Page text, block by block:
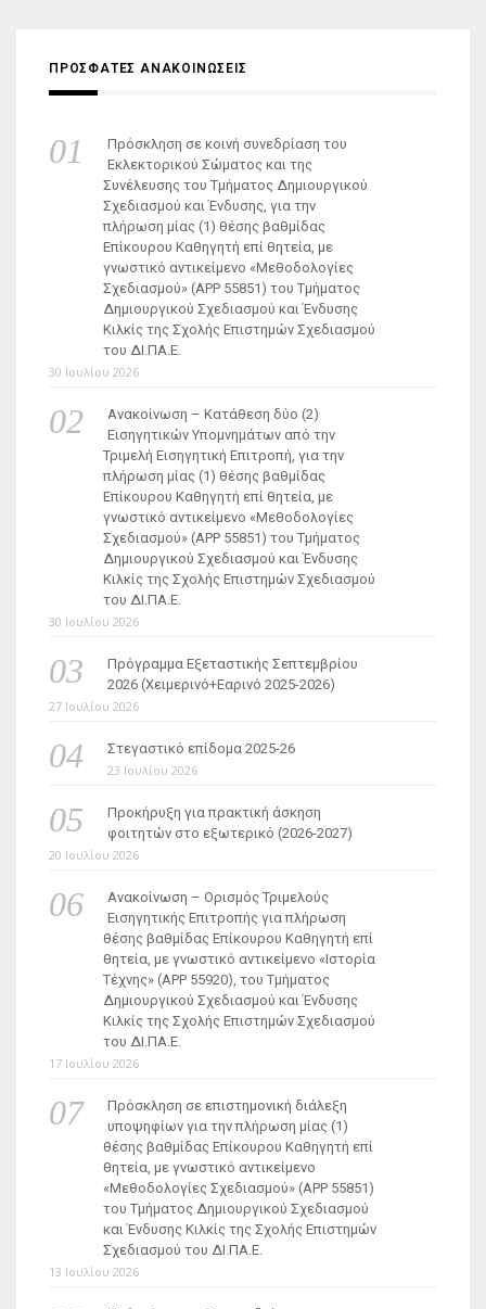
ΠΡΟΣΦΑΤΕΣ ΑΝΑΚΟΙΝΩΣΕΙΣ
Πρόσκληση σε κοινή συνεδρίαση του
Εκλεκτορικού Σώματος και της
Συνέλευσης του Τμήματος Δημιουργικού
Σχεδιασμού και Ένδυσης, για την
πλήρωση μίας (1) θέσης βαθμίδας
Επίκουρου Καθηγητή επί θητεία, με
γνωστικό αντικείμενο «Μεθοδολογίες
Σχεδιασμού» (ΑΡΡ 55851) του Τμήματος
Δημιουργικού Σχεδιασμού και Ένδυσης
Κιλκίς της Σχολής Επιστημών Σχεδιασμού
του ΔΙ.ΠΑ.Ε.
30 Ιουλίου 2026
Ανακοίνωση – Κατάθεση δύο (2)
Εισηγητικών Υπομνημάτων από την
Τριμελή Εισηγητική Επιτροπή, για την
πλήρωση μίας (1) θέσης βαθμίδας
Επίκουρου Καθηγητή επί θητεία, με
γνωστικό αντικείμενο «Μεθοδολογίες
Σχεδιασμού» (ΑΡΡ 55851) του Τμήματος
Δημιουργικού Σχεδιασμού και Ένδυσης
Κιλκίς της Σχολής Επιστημών Σχεδιασμού
του ΔΙ.ΠΑ.Ε.
30 Ιουλίου 2026
Πρόγραμμα Εξεταστικής Σεπτεμβρίου
2026 (Χειμερινό+Εαρινό 2025-2026)
27 Ιουλίου 2026
Στεγαστικό επίδομα 2025-26
23 Ιουλίου 2026
Προκήρυξη για πρακτική άσκηση
φοιτητών στο εξωτερικό (2026-2027)
20 Ιουλίου 2026
Ανακοίνωση – Ορισμός Τριμελούς
Εισηγητικής Επιτροπής για πλήρωση
θέσης βαθμίδας Επίκουρου Καθηγητή επί
θητεία, με γνωστικό αντικείμενο «Ιστορία
Τέχνης» (ΑΡΡ 55920), του Τμήματος
Δημιουργικού Σχεδιασμού και Ένδυσης
Κιλκίς της Σχολής Επιστημών Σχεδιασμού
του ΔΙ.ΠΑ.Ε.
17 Ιουλίου 2026
Πρόσκληση σε επιστημονική διάλεξη
υποψηφίων για την πλήρωση μίας (1)
θέσης βαθμίδας Επίκουρου Καθηγητή επί
θητεία, με γνωστικό αντικείμενο
«Μεθοδολογίες Σχεδιασμού» (ΑΡΡ 55851)
του Τμήματος Δημιουργικού Σχεδιασμού
και Ένδυσης Κιλκίς της Σχολής Επιστημών
Σχεδιασμού του ΔΙ.ΠΑ.Ε.
13 Ιουλίου 2026